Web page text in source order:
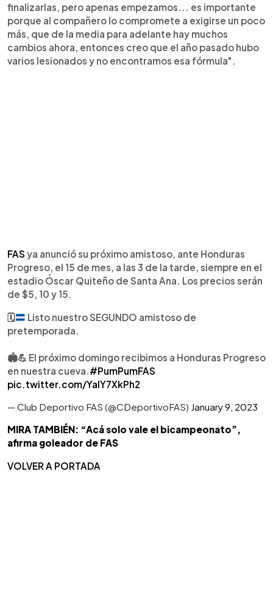
finalizarlas, pero apenas empezamos... es importante
porque al compañero lo compromete a exigirse un poco
más, que de la media para adelante hay muchos
cambios ahora, entonces creo que el año pasado hubo
varios lesionados y no encontramos esa fórmula".
FAS ya anunció su próximo amistoso, ante Honduras
Progreso, el 15 de mes, a las 3 de la tarde, siempre en el
estadio Óscar Quiteño de Santa Ana. Los precios serán
de $5, 10 y 15.
🗓
Listo nuestro SEGUNDO amistoso de
pretemporada.
🏟💪 El próximo domingo recibimos a Honduras Progreso
en nuestra cueva.#PumPumFAS
pic.twitter.com/YaIY7XkPh2
— Club Deportivo FAS (@CDeportivoFAS) January 9, 2023
MIRA TAMBIÉN: “Acá solo vale el bicampeonato”,
afirma goleador de FAS
VOLVER A PORTADA